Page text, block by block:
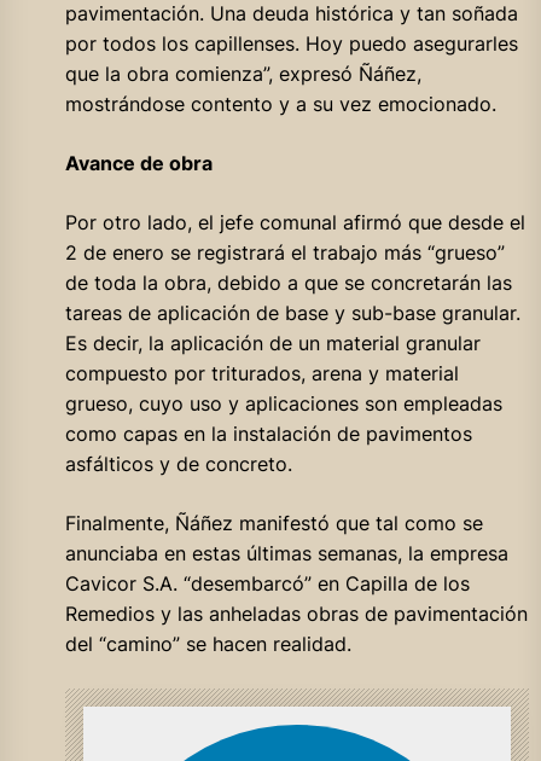
pavimentación. Una deuda histórica y tan soñada
por todos los capillenses. Hoy puedo asegurarles
que la obra comienza”, expresó Ñáñez,
mostrándose contento y a su vez emocionado.
Avance de obra
Por otro lado, el jefe comunal afirmó que desde el
2 de enero se registrará el trabajo más “grueso”
de toda la obra, debido a que se concretarán las
tareas de aplicación de base y sub-base granular.
Es decir, la aplicación de un material granular
compuesto por triturados, arena y material
grueso, cuyo uso y aplicaciones son empleadas
como capas en la instalación de pavimentos
asfálticos y de concreto.
Finalmente, Ñáñez manifestó que tal como se
anunciaba en estas últimas semanas, la empresa
Cavicor S.A. “desembarcó” en Capilla de los
Remedios y las anheladas obras de pavimentación
del “camino” se hacen realidad.